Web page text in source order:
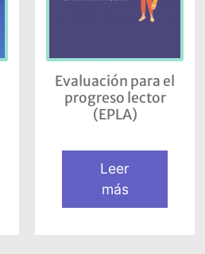
Evaluación para el
progreso lector
(EPLA)
Leer
más